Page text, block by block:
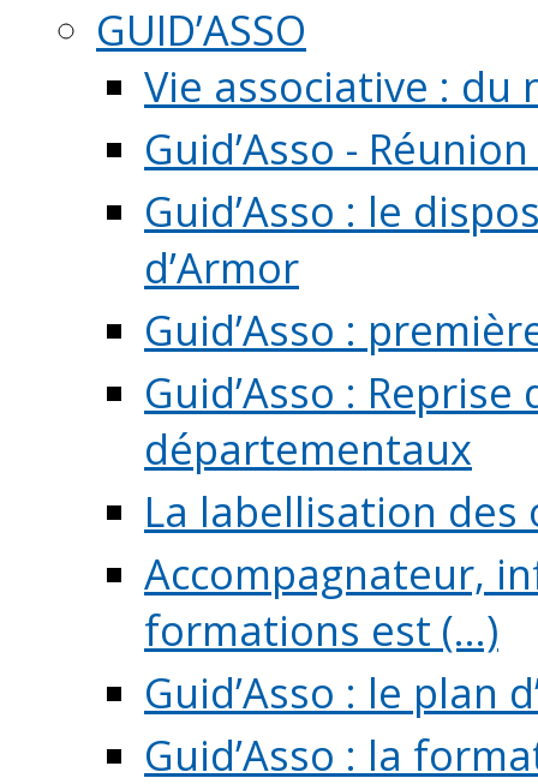
GUID’ASSO
Vie associative : du
Guid’Asso -
Guid’Asso : le
d’Armor
Guid’Asso :
Guid’Asso :
départementaux
La labellisation
Accompagnateur,
formations est (...)
Guid’Asso : le plan
Guid’Asso : la